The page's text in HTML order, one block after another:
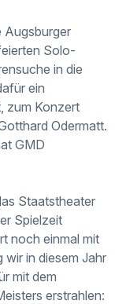
Augsburger
Solo-
in die
ein
zum Konzert
Odermatt.
GMD
Staatstheater
Spielzeit
noch einmal mit
in diesem Jahr
mit dem
erstrahlen: